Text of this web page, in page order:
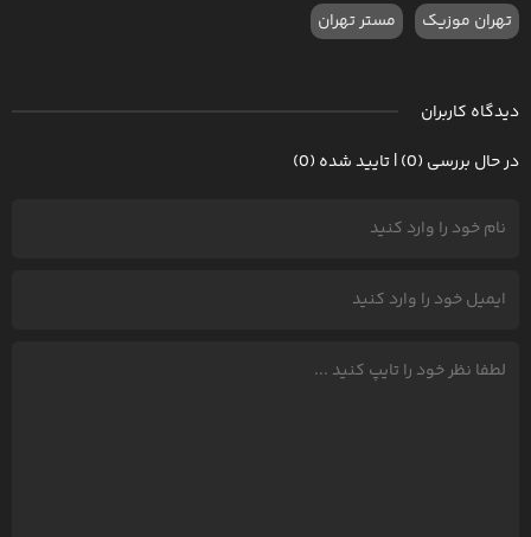
تهران موزیک مستر تهران
دیدگاه کاربران
در حال بررسی (0) | تایید شده (0)